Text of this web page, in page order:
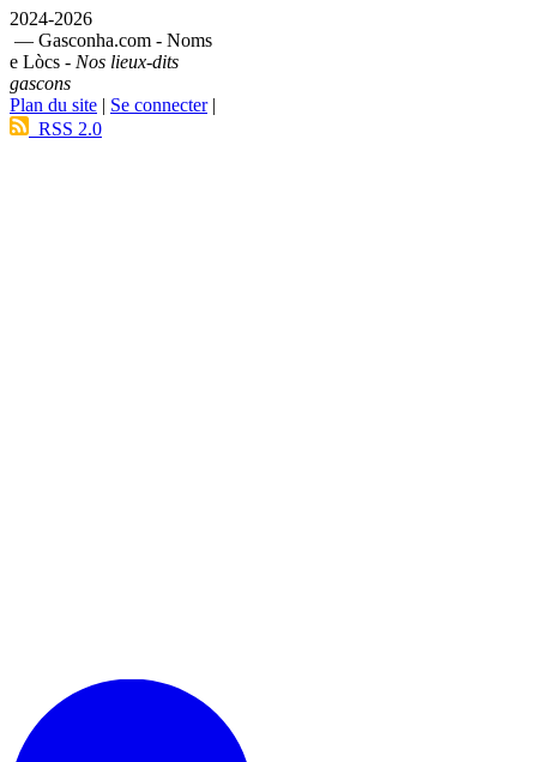
2024-2026
— Gasconha.com - Noms
e Lòcs - Nos lieux-dits
gascons
Plan du site | Se connecter|
RSS 2.0